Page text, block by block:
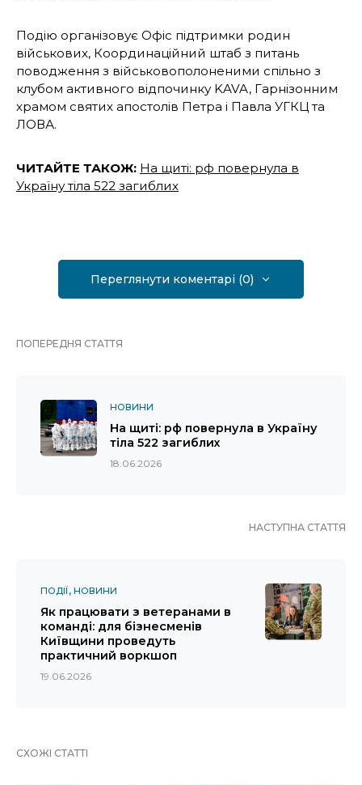
Подію організовує Офіс підтримки родин
військових, Координаційний штаб з питань
поводження з військовополоненими спільно з
клубом активного відпочинку KAVA, Гарнізонним
храмом святих апостолів Петра і Павла УГКЦ та
ЛОВА.
ЧИТАЙТЕ ТАКОЖ: На щиті: рф повернула в
Україну тіла 522 загиблих
Переглянути коментарі (0)
ПОПЕРЕДНЯ СТАТТЯ
НОВИНИ
На щиті: рф повернула в Україну
тіла 522 загиблих
18.06.2026
НАСТУПНА СТАТТЯ
ПОДІЇ НОВИНИ
Як працювати з ветеранами в
команді: для бізнесменів
Київщини проведуть
практичний воркшоп
19.06.2026
СХОЖІ СТАТТІ